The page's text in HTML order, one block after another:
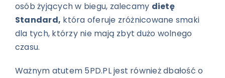
osób żyjących w biegu, zalecamy dietę
Standard, która oferuje zróżnicowane smaki
dla tych, którzy nie mają zbyt dużo wolnego
czasu.
Ważnym atutem 5PD.PL jest również dbałość o